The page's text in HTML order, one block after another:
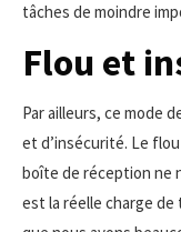
tâches de moindre
Flou et
Par ailleurs, ce mode
et d’insécurité. Le
boîte de réception ne
est la réelle charge de